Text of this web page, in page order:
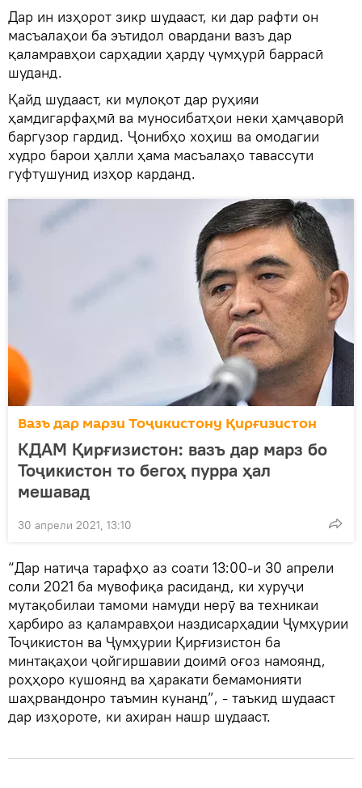
Дар ин изҳорот зикр шудааст, ки дар рафти он
масъалаҳои ба эътидол овардани вазъ дар
қаламравҳои сарҳадии ҳарду ҷумҳурӣ баррасӣ
шуданд.
Қайд шудааст, ки мулоқот дар руҳияи
ҳамдигарфаҳмӣ ва муносибатҳои неки ҳамҷаворӣ
баргузор гардид. Ҷонибҳо хоҳиш ва омодагии
худро барои ҳалли ҳама масъалаҳо тавассути
гуфтушунид изҳор карданд.
Вазъ дар марзи Тоҷикистону Қирғизистон
КДАМ Қирғизистон: вазъ дар марз бо
Тоҷикистон то бегоҳ пурра ҳал
мешавад
30 апрели 2021, 13:10
“Дар натиҷа тарафҳо аз соати 13:00-и 30 апрели
соли 2021 ба мувофиқа расиданд, ки хуруҷи
мутақобилаи тамоми намуди нерӯ ва техникаи
ҳарбиро аз қаламравҳои наздисарҳадии Ҷумҳурии
Тоҷикистон ва Ҷумҳурии Қирғизистон ба
минтақаҳои ҷойгиршавии доимӣ оғоз намоянд,
роҳҳоро кушоянд ва ҳаракати бемамонияти
шаҳрвандонро таъмин кунанд”, - таъкид шудааст
дар изҳороте, ки ахиран нашр шудааст.